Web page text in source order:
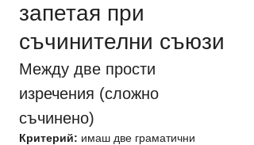
запетая при
съчинителни съюзи
Между две прости
изречения (сложно
съчинено)
Критерий: имаш две граматични